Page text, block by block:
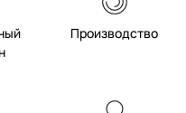
Производство